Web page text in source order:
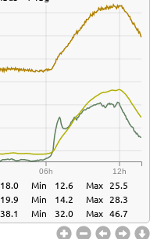
06h 12h
18.0
19.9
38.1
Min
Min
Min
12.6
14.2
32.0
Max
Max
Max
25.5
28.3
46.7